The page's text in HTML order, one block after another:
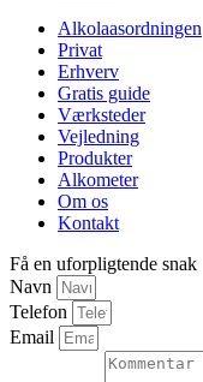
Alkolaasordningen
Privat
Erhverv
Gratis guide
Værksteder
Vejledning
Produkter
Alkometer
Om os
Kontakt
Få en uforpligtende snak
Navn
Telefon
Email